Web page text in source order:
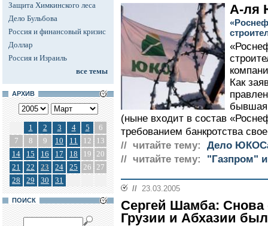
Защита Химкинского леса
Дело Бульбова
Россия и финансовый кризис
Доллар
Россия и Израиль
все темы
АРХИВ
1 2 3 4 5
6
7
8 9 10 11 12
13
14
15 16 17 18 19 20
21
22 23 24 25 26 27
28
29 30 31
ПОИСК
А-ля
Как
бывшая
(ныне входит в состав
требованием банкротства
// читайте тему:
Дело
// читайте тему:
"Газпром"
// 23.03.2005
Сергей Шамба: Снова
Грузии и Абхазии